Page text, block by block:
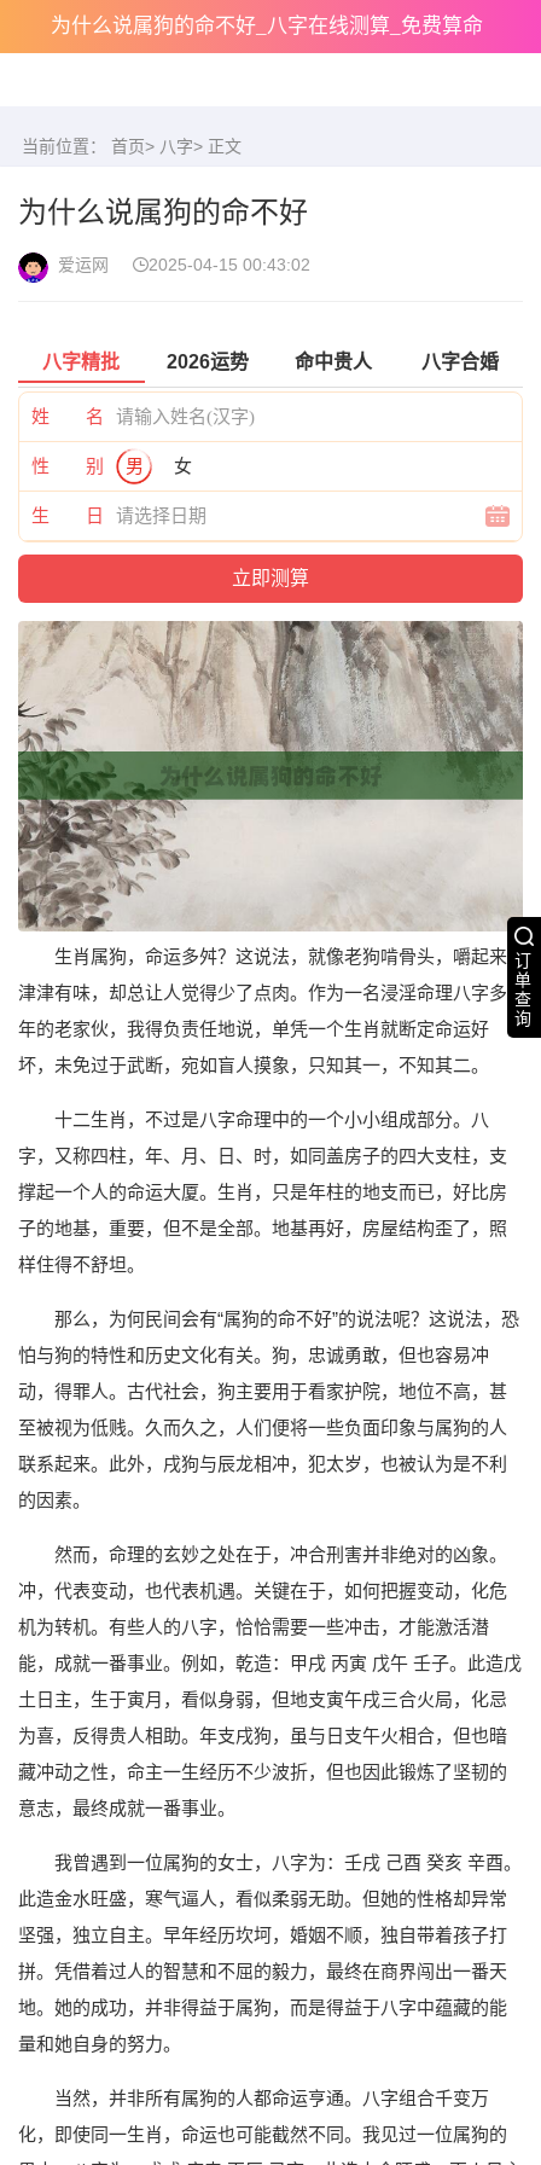
为什么说属狗的命不好_八字在线测算_免费算命
订
单
查
询
当前位置： 首页> 八字> 正文
为什么说属狗的命不好
爱运网 2025-04-15 00:43:02
八字精批 2026运势 命中贵人 八字合婚
姓 名
性 别 男 女
生 日
生肖属狗，命运多舛？这说法，就像老狗啃骨头，嚼起来
津津有味，却总让人觉得少了点肉。作为一名浸淫命理八字多
年的老家伙，我得负责任地说，单凭一个生肖就断定命运好
坏，未免过于武断，宛如盲人摸象，只知其一，不知其二。
十二生肖，不过是八字命理中的一个小小组成部分。八
字，又称四柱，年、月、日、时，如同盖房子的四大支柱，支
撑起一个人的命运大厦。生肖，只是年柱的地支而已，好比房
子的地基，重要，但不是全部。地基再好，房屋结构歪了，照
样住得不舒坦。
那么，为何民间会有“属狗的命不好”的说法呢？这说法，恐
怕与狗的特性和历史文化有关。狗，忠诚勇敢，但也容易冲
动，得罪人。古代社会，狗主要用于看家护院，地位不高，甚
至被视为低贱。久而久之，人们便将一些负面印象与属狗的人
联系起来。此外，戌狗与辰龙相冲，犯太岁，也被认为是不利
的因素。
然而，命理的玄妙之处在于，冲合刑害并非绝对的凶象。
冲，代表变动，也代表机遇。关键在于，如何把握变动，化危
机为转机。有些人的八字，恰恰需要一些冲击，才能激活潜
能，成就一番事业。例如，乾造：甲戌 丙寅 戊午 壬子。此造戊
土日主，生于寅月，看似身弱，但地支寅午戌三合火局，化忌
为喜，反得贵人相助。年支戌狗，虽与日支午火相合，但也暗
藏冲动之性，命主一生经历不少波折，但也因此锻炼了坚韧的
意志，最终成就一番事业。
我曾遇到一位属狗的女士，八字为：壬戌 己酉 癸亥 辛酉。
此造金水旺盛，寒气逼人，看似柔弱无助。但她的性格却异常
坚强，独立自主。早年经历坎坷，婚姻不顺，独自带着孩子打
拼。凭借着过人的智慧和不屈的毅力，最终在商界闯出一番天
地。她的成功，并非得益于属狗，而是得益于八字中蕴藏的能
量和她自身的努力。
当然，并非所有属狗的人都命运亨通。八字组合千变万
化，即使同一生肖，命运也可能截然不同。我见过一位属狗的